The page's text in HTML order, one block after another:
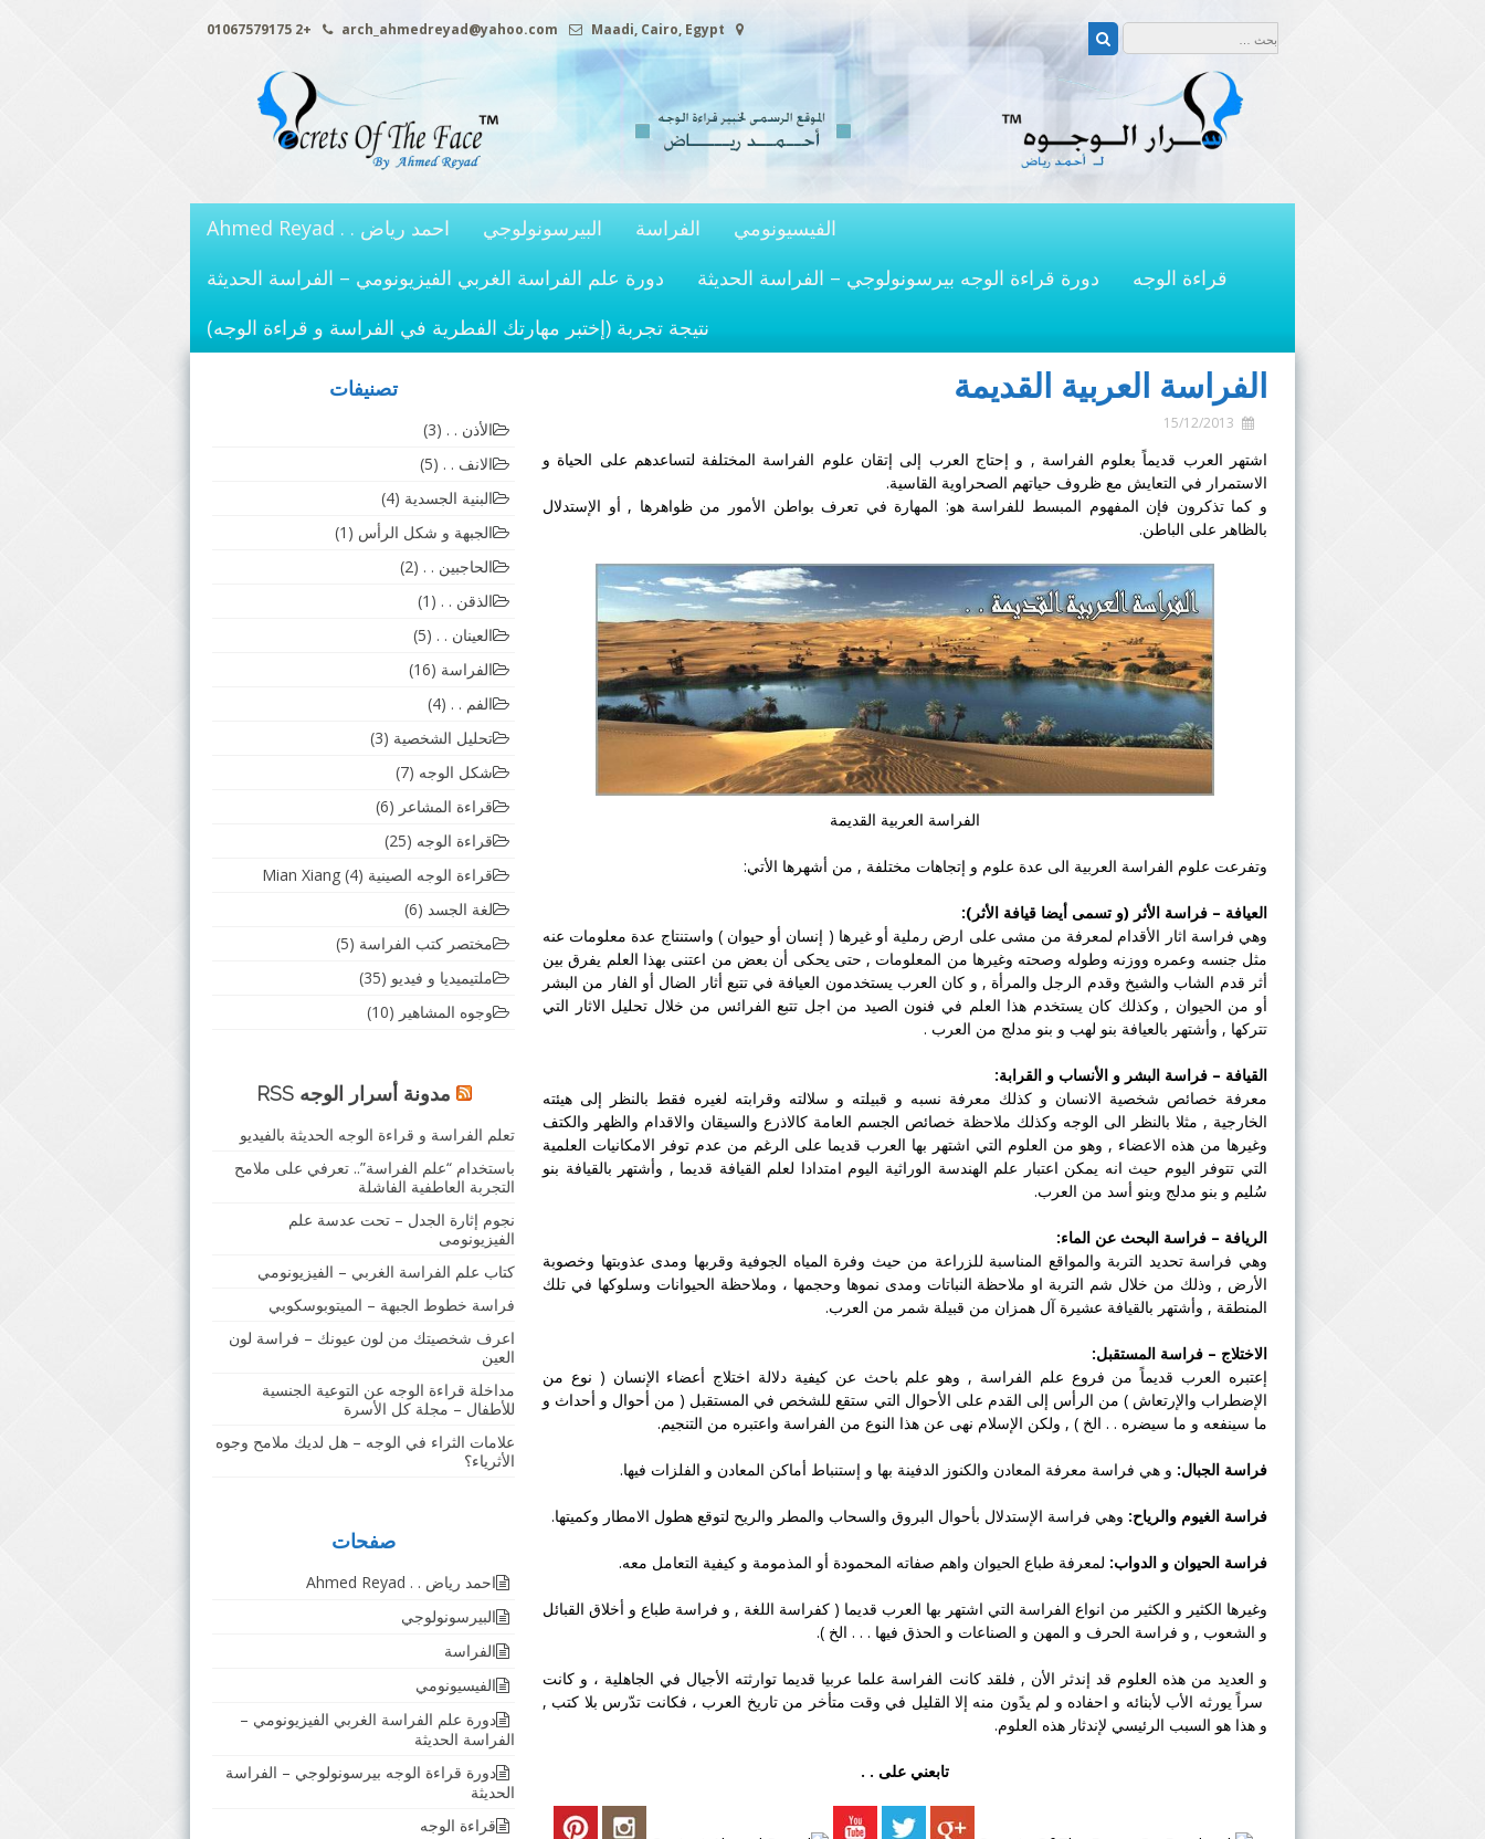
إلى
المحتوى
Maadi, Cairo, Egypt
arch_ahmedreyad@yahoo.com
+2 01067579175
احمد رياض . . Ahmed Reyad البيرسونولوجي الفراسة
الفيسيونومي
دورة علم الفراسة الغربي الفيزيونومي – الفراسة الحديثة
دورة قراءة الوجه بيرسونولوجي – الفراسة الحديثة
قراءة الوجه
نتيجة تجربة (إختبر مهارتك الفطرية في الفراسة و قراءة الوجه)
الفراسة العربية القديمة
15/12/2013
اشتهر العرب قديماً بعلوم الفراسة , و إحتاج العرب إلى إتقان علوم الفراسة المختلفة لتساعدهم على الحياة و
الاستمرار في التعايش مع ظروف حياتهم الصحراوية القاسية.
و كما تذكرون فإن المفهوم المبسط للفراسة هو: المهارة في تعرف بواطن الأمور من ظواهرها , أو الإستدلال
بالظاهر على الباطن.
الفراسة العربية القديمة
وتفرعت علوم الفراسة العربية الى عدة علوم و إتجاهات مختلفة , من أشهرها الأتي:
العيافة – فراسة الأثر (و تسمى أيضا قيافة الأثر):
وهي فراسة اثار الأقدام لمعرفة من مشى على ارض رملية أو غيرها ( إنسان أو حيوان ) واستنتاج عدة معلومات عنه
مثل جنسه وعمره ووزنه وطوله وصحته وغيرها من المعلومات , حتى يحكى أن بعض من اعتنى بهذا العلم يفرق بين
أثر قدم الشاب والشيخ وقدم الرجل والمرأة , و كان العرب يستخدمون العيافة في تتبع أثار الضال أو الفار من البشر
أو من الحيوان , وكذلك كان يستخدم هذا العلم في فنون الصيد من اجل تتبع الفرائس من خلال تحليل الاثار التي
تتركها , وأشتهر بالعيافة بنو لهب و بنو مدلج من العرب .
القيافة – فراسة البشر و الأنساب و القرابة:
معرفة خصائص شخصية الانسان و كذلك معرفة نسبه و قبيلته و سلالته وقرابته لغيره فقط بالنظر إلى هيئته
الخارجية , مثلا بالنظر الى الوجه وكذلك ملاحظة خصائص الجسم العامة كالاذرع والسيقان والاقدام والظهر والكتف
وغيرها من هذه الاعضاء , وهو من العلوم التي اشتهر بها العرب قديما على الرغم من عدم توفر الامكانيات العلمية
التي تتوفر اليوم حيث انه يمكن اعتبار علم الهندسة الوراثية اليوم امتدادا لعلم القيافة قديما , وأشتهر بالقيافة بنو
سُليم و بنو مدلج وبنو أسد من العرب.
الريافة – فراسة البحث عن الماء:
وهي فراسة تحديد التربة والمواقع المناسبة للزراعة من حيث وفرة المياه الجوفية وقربها ومدى عذوبتها وخصوبة
الأرض , وذلك من خلال شم التربة او ملاحظة النباتات ومدى نموها وحجمها ، وملاحظة الحيوانات وسلوكها في تلك
المنطقة , وأشتهر بالقيافة عشيرة آل همزان من قبيلة شمر من العرب.
الاختلاج – فراسة المستقبل:
إعتبره العرب قديماً من فروع علم الفراسة , وهو علم باحث عن كيفية دلالة اختلاج أعضاء الإنسان ( نوع من
الإضطراب والإرتعاش ) من الرأس إلى القدم على الأحوال التي ستقع للشخص في المستقبل ( من أحوال و أحداث و
ما سينفعه و ما سيضره . . الخ ) , ولكن الإسلام نهى عن هذا النوع من الفراسة واعتبره من التنجيم.
فراسة الجبال: و هي فراسة معرفة المعادن والكنوز الدفينة بها و إستنباط أماكن المعادن و الفلزات فيها.
فراسة الغيوم والرياح: وهي فراسة الإستدلال بأحوال البروق والسحاب والمطر والريح لتوقع هطول الامطار وكميتها.
فراسة الحيوان و الدواب: لمعرفة طباع الحيوان واهم صفاته المحمودة أو المذمومة و كيفية التعامل معه.
وغيرها الكثير و الكثير من انواع الفراسة التي اشتهر بها العرب قديما ( كفراسة اللغة , و فراسة طباع و أخلاق القبائل
و الشعوب , و فراسة الحرف و المهن و الصناعات و الحذق فيها . . . الخ ).
و العديد من هذه العلوم قد إندثر الأن , فلقد كانت الفراسة علما عربيا قديما توارثته الأجيال في الجاهلية ، و كانت
سراً يورثه الأب لأبنائه و احفاده و لم يدًون منه إلا القليل في وقت متأخر من تاريخ العرب ، فكانت تدّرس بلا كتب ,
و هذا هو السبب الرئيسي لإندثار هذه العلوم.
تابعني على . .
تصنيفات
الأذن . . (3)
الانف . . (5)
البنية الجسدية (4)
الجبهة و شكل الرأس (1)
الحاجبين . . (2)
الذقن . . (1)
العينان . . (5)
الفراسة (16)
الفم . . (4)
تحليل الشخصية (3)
شكل الوجه (7)
قراءة المشاعر (6)
قراءة الوجه (25)
قراءة الوجه الصينية Mian Xiang (4)
لغة الجسد (6)
مختصر كتب الفراسة (5)
ملتيميديا و فيديو (35)
وجوه المشاهير (10)
مدونة أسرار الوجه RSS
تعلم الفراسة و قراءة الوجه الحديثة بالفيديو
باستخدام “علم الفراسة”.. تعرفي على ملامح
التجربة العاطفية الفاشلة
نجوم إثارة الجدل – تحت عدسة علم
الفيزيونومى
كتاب علم الفراسة الغربي – الفيزيونومي
فراسة خطوط الجبهة – الميتوبوسكوبي
اعرف شخصيتك من لون عيونك – فراسة لون
العين
مداخلة قراءة الوجه عن التوعية الجنسية
للأطفال – مجلة كل الأسرة
علامات الثراء في الوجه – هل لديك ملامح وجوه
الأثرياء؟
صفحات
احمد رياض . . Ahmed Reyad
البيرسونولوجي
الفراسة
الفيسيونومي
دورة علم الفراسة الغربي الفيزيونومي –
الفراسة الحديثة
دورة قراءة الوجه بيرسونولوجي – الفراسة
الحديثة
قراءة الوجه